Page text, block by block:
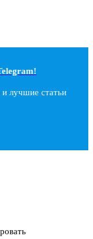
лучшие статьи